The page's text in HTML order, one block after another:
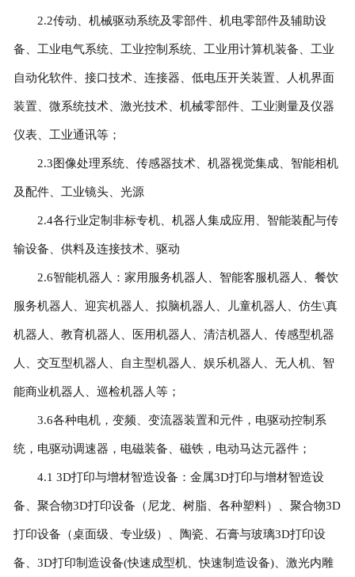
2.2传动、机械驱动系统及零部件、机电零部件及辅助设
备、工业电气系统、工业控制系统、工业用计算机装备、工业
自动化软件、接口技术、连接器、低电压开关装置、人机界面
装置、微系统技术、激光技术、机械零部件、工业测量及仪器
仪表、工业通讯等；
2.3图像处理系统、传感器技术、机器视觉集成、智能相机
及配件、工业镜头、光源
2.4各行业定制非标专机、机器人集成应用、智能装配与传
输设备、供料及连接技术、驱动
2.6智能机器人：家用服务机器人、智能客服机器人、餐饮
服务机器人、迎宾机器人、拟脑机器人、儿童机器人、仿生\真
机器人、教育机器人、医用机器人、清洁机器人、传感型机器
人、交互型机器人、自主型机器人、娱乐机器人、无人机、智
能商业机器人、巡检机器人等；
3.6各种电机，变频、变流器装置和元件，电驱动控制系
统，电驱动调速器，电磁装备、磁铁，电动马达元器件；
4.1 3D打印与增材智造设备：金属3D打印与增材智造设
备、聚合物3D打印设备（尼龙、树脂、各种塑料）、聚合物3D
打印设备（桌面级、专业级）、陶瓷、石膏与玻璃3D打印设
备、3D打印制造设备(快速成型机、快速制造设备)、激光内雕